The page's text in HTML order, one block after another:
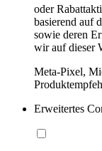
oder
basierend auf
sowie deren
wir auf dieser
Meta-Pixel,
Erweitertes